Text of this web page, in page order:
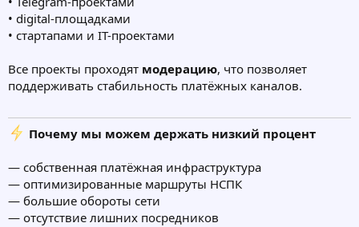
• digital-площадками
• стартапами и IT-проектами
Все проекты проходят модерацию, что позволяет
поддерживать стабильность платёжных каналов.
Почему мы можем держать низкий процент
— собственная платёжная инфраструктура
— оптимизированные маршруты НСПК
— большие обороты сети
— отсутствие лишних посредников